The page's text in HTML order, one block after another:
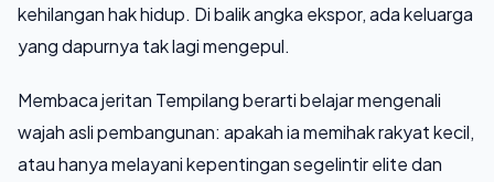
kehilangan hak hidup. Di balik angka ekspor, ada keluarga
yang dapurnya tak lagi mengepul.
Membaca jeritan Tempilang berarti belajar mengenali
wajah asli pembangunan: apakah ia memihak rakyat kecil,
atau hanya melayani kepentingan segelintir elite dan